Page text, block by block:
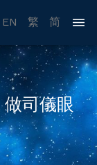
EN 繁 简
司儀眼